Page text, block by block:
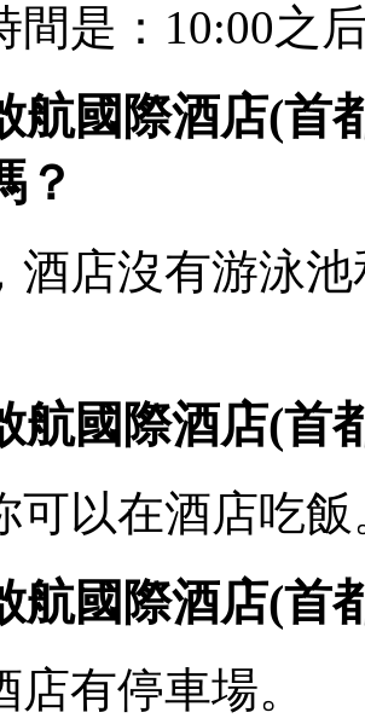
間是：10:00之
航國際酒店(首
？
酒店沒有游泳
航國際酒店(首
可以在酒店吃飯
航國際酒店(首
店有停車場。